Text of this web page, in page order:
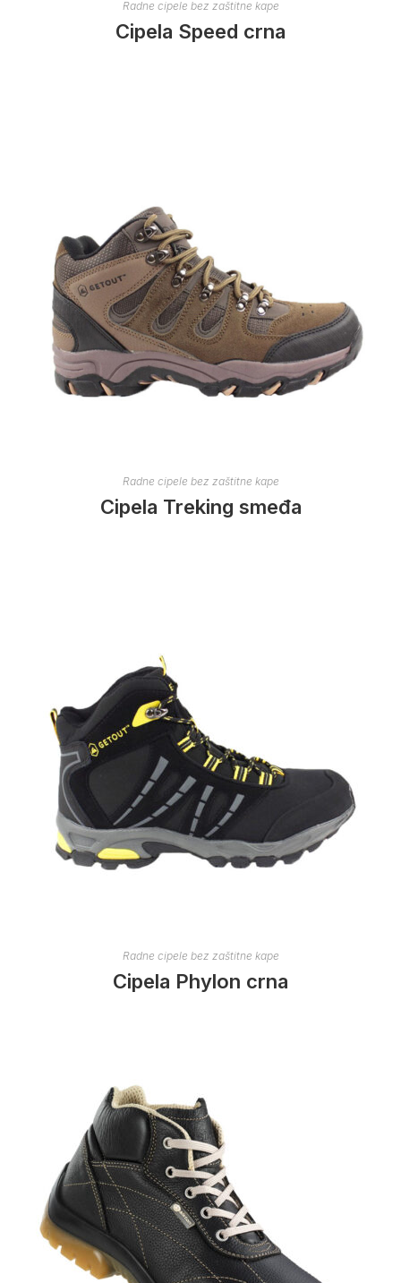
Radne cipele bez zaštitne kape
Cipela Speed crna
Radne cipele bez zaštitne kape
Cipela Treking smeđa
Radne cipele bez zaštitne kape
Cipela Phylon crna